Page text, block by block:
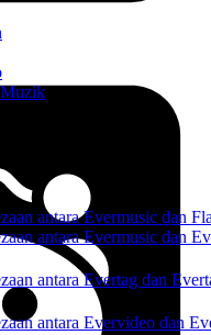
Muzik
antara Evermusic dan
antara Evermusic dan
antara Evertag dan
antara Evervideo dan